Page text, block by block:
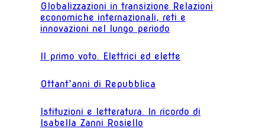
Globalizzazioni in transizione Relazioni
economiche internazionali, reti e
innovazioni nel lungo periodo
Il primo voto. Elettrici ed elette
Ottant’anni di Repubblica
Istituzioni e letteratura. In ricordo di
Isabella Zanni Rosiello